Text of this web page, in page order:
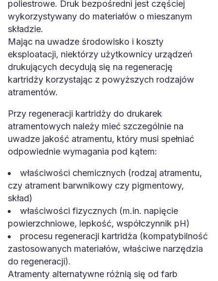
poliestrowe. Druk bezpośredni jest częściej
wykorzystywany do materiałów o mieszanym
składzie.
Mając na uwadze środowisko i koszty
eksploatacji, niektórzy użytkownicy urządzeń
drukujących decydują się na regenerację
kartridży korzystając z powyższych rodzajów
atramentów.
Przy regeneracji kartridży do drukarek
atramentowych należy mieć szczególnie na
uwadze jakość atramentu, który musi spełniać
odpowiednie wymagania pod kątem:
właściwości chemicznych (rodzaj atramentu,
czy atrament barwnikowy czy pigmentowy,
skład)
właściwości fizycznych (m.in. napięcie
powierzchniowe, lepkość, współczynnik pH)
procesu regeneracji kartridża (kompatybilność
zastosowanych materiałów, właściwe narzędzia
do regeneracji).
Atramenty alternatywne różnią się od farb